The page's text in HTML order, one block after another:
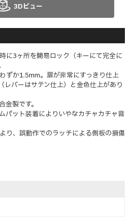
3Dビュー
に3ヶ所を簡易ロック（キーにて完全に
ずか1.5mm。扉が非常にすっきり仕上
レバーはサテン仕上）と金色仕上があり
製です。
パット装着によりいやなカチャカチャ音
り、誤動作でのラッチによる側板の損傷